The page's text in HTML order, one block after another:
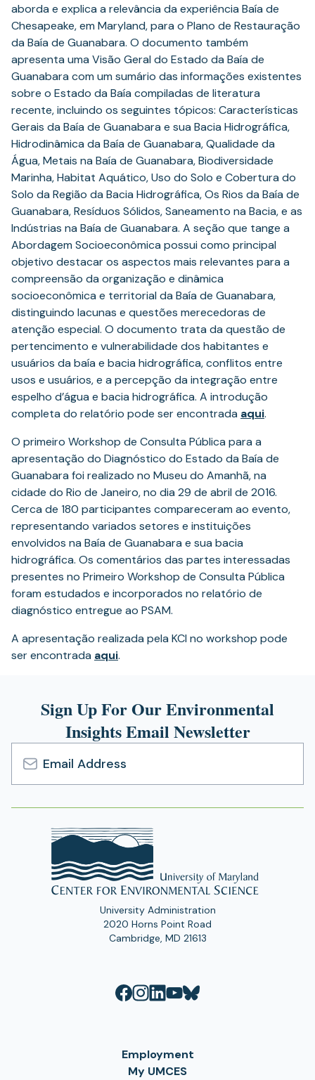
aborda e explica a relevância da experiência Baía de
Chesapeake, em Maryland, para o Plano de Restauração
da Baía de Guanabara. O documento também
apresenta uma Visão Geral do Estado da Baía de
Guanabara com um sumário das informações existentes
sobre o Estado da Baía compiladas de literatura
recente, incluindo os seguintes tópicos: Características
Gerais da Baía de Guanabara e sua Bacia Hidrográfica,
Hidrodinâmica da Baía de Guanabara, Qualidade da
Água, Metais na Baía de Guanabara, Biodiversidade
Marinha, Habitat Aquático, Uso do Solo e Cobertura do
Solo da Região da Bacia Hidrográfica, Os Rios da Baía de
Guanabara, Resíduos Sólidos, Saneamento na Bacia, e as
Indústrias na Baía de Guanabara. A seção que tange a
Abordagem Socioeconômica possui como principal
objetivo destacar os aspectos mais relevantes para a
compreensão da organização e dinâmica
socioeconômica e territorial da Baía de Guanabara,
distinguindo lacunas e questões merecedoras de
atenção especial. O documento trata da questão de
pertencimento e vulnerabilidade dos habitantes e
usuários da baía e bacia hidrográfica, conflitos entre
usos e usuários, e a percepção da integração entre
espelho d’água e bacia hidrográfica. A introdução
completa do relatório pode ser encontrada aqui(opens
new
tab)
.
O primeiro Workshop de Consulta Pública para a
apresentação do Diagnóstico do Estado da Baía de
Guanabara foi realizado no Museu do Amanhã, na
cidade do Rio de Janeiro, no dia 29 de abril de 2016.
Cerca de 180 participantes compareceram ao evento,
representando variados setores e instituições
envolvidos na Baía de Guanabara e sua bacia
hidrográfica. Os comentários das partes interessadas
presentes no Primeiro Workshop de Consulta Pública
foram estudados e incorporados no relatório de
diagnóstico entregue ao PSAM.
A apresentação realizada pela KCI no workshop pode
ser encontrada aqui(opens
new
.
Sign Up For Our Environmental
Insights Email Newsletter
Email
Address
University Administration
2020 Horns Point Road
Cambridge, MD 21613
Employment
My UMCES